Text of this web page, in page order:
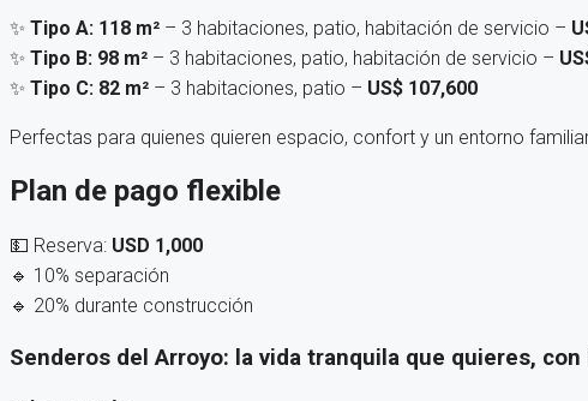
✨ Tipo A: 118 m² – 3 habitaciones, patio, habitación de servicio –
✨ Tipo B: 98 m² – 3 habitaciones, patio, habitación de servicio –
✨ Tipo C: 82 m² – 3 habitaciones, patio – US$ 107,600
Perfectas para quienes quieren espacio, confort y un entorno
Plan de pago flexible
💵 Reserva: USD 1,000
🔹 10% separación
🔹 20% durante construcción
Senderos del Arroyo: la vida tranquila que quieres,